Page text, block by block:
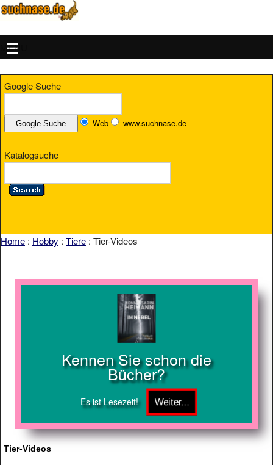
MENU
Google Suche
Web www.suchnase.de
Katalogsuche
Home : Hobby : Tiere : Tier-Videos
Kennen Sie schon die
Bücher?
Es ist Lesezeit!
Tier-Videos